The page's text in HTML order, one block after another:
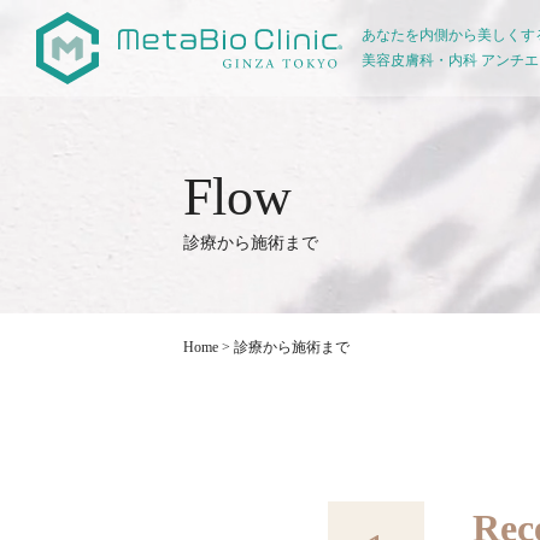
あなたを内側から美しくす
美容皮膚科・内科 アンチ
診療から施術まで
Home > 診療から施術まで